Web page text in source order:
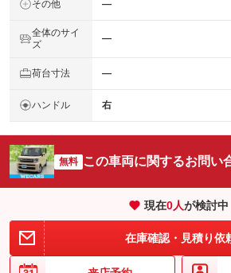
その他 ―
全体のサイ
ズ
―
荷台寸法 ―
ハンドル 右
無料 この車両に関するお問い
現在0人が検討中
在庫確認・見積り依